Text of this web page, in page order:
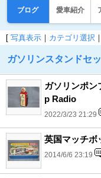
ブログ 愛車紹介
[ 写真表示 ｜ カテゴリ選択 ｜
ガソリンスタンドセ
ガソリンポ
p Radio
2022/3/23 21:29
英国マッチボ
2014/6/6 23:19